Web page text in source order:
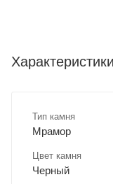
Характеристики
Тип камня
Мрамор
Цвет камня
Черный